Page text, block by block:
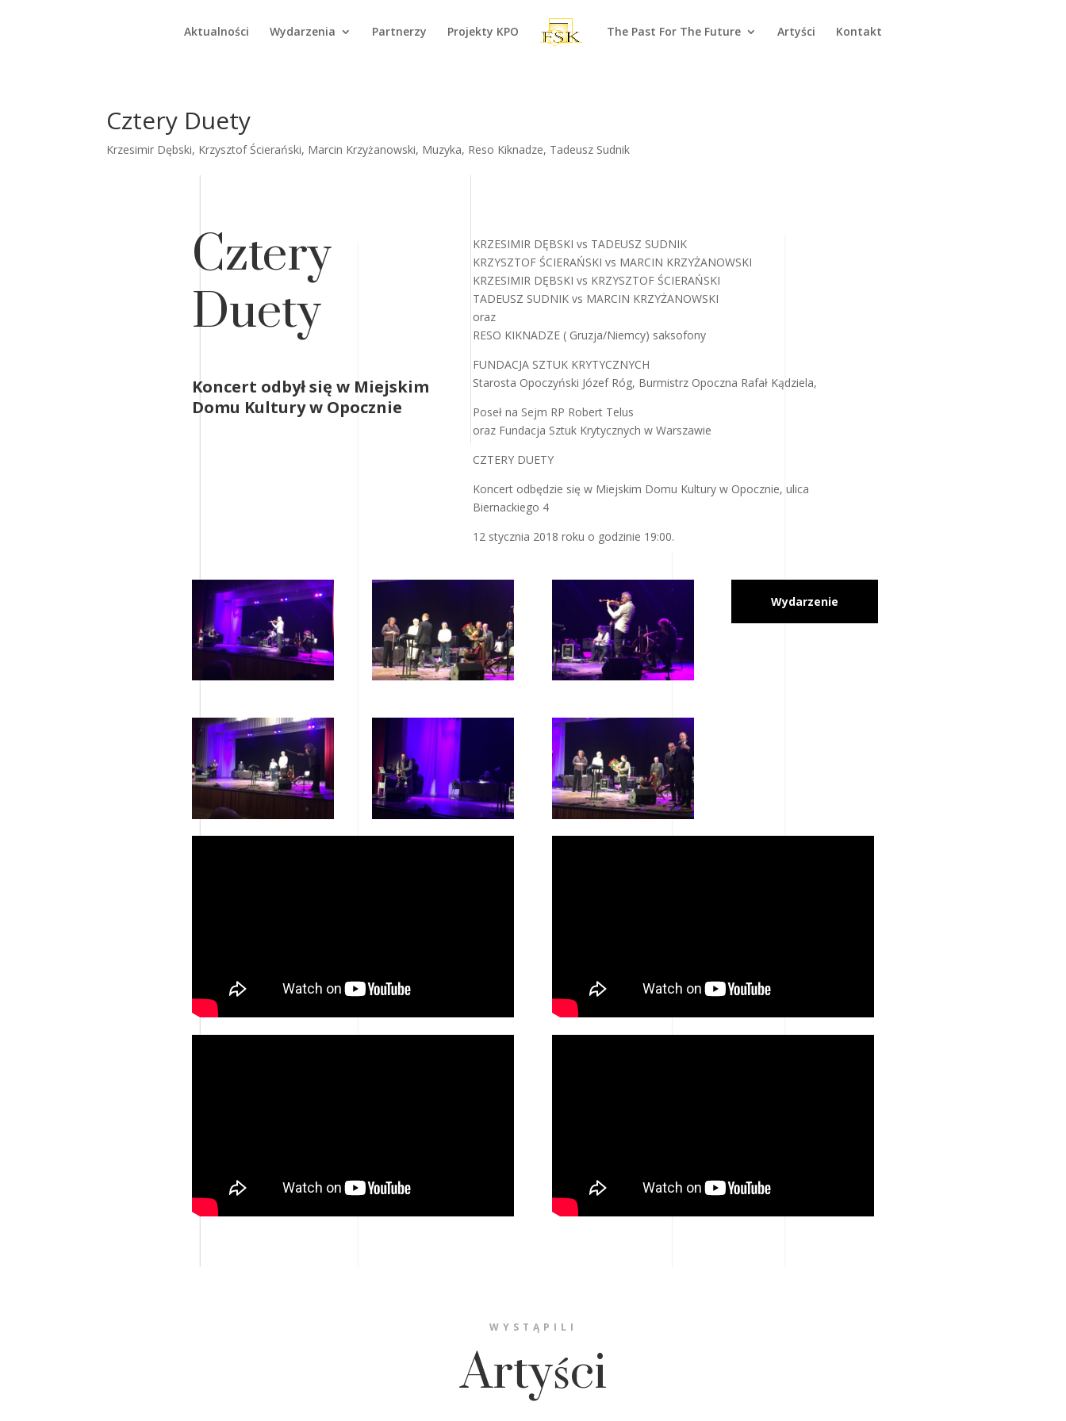
Aktualności Wydarzenia Partnerzy Projekty KPO The Past For The Future Artyści Kontakt
Cztery Duety
Krzesimir Dębski, Krzysztof Ścierański, Marcin Krzyżanowski, Muzyka, Reso Kiknadze, Tadeusz Sudnik
Cztery
Duety
Koncert odbył się w Miejskim
Domu Kultury w Opocznie
KRZESIMIR DĘBSKI vs TADEUSZ SUDNIK
KRZYSZTOF ŚCIERAŃSKI vs MARCIN KRZYŻANOWSKI
KRZESIMIR DĘBSKI vs KRZYSZTOF ŚCIERAŃSKI
TADEUSZ SUDNIK vs MARCIN KRZYŻANOWSKI
oraz
RESO KIKNADZE ( Gruzja/Niemcy) saksofony
FUNDACJA SZTUK KRYTYCZNYCH
Starosta Opoczyński Józef Róg, Burmistrz Opoczna Rafał Kądziela,
Poseł na Sejm RP Robert Telus
oraz Fundacja Sztuk Krytycznych w Warszawie
CZTERY DUETY
Koncert odbędzie się w Miejskim Domu Kultury w Opocznie, ulica
Biernackiego 4
12 stycznia 2018 roku o godzinie 19:00.
Wydarzenie
WYSTĄPILI
Artyści